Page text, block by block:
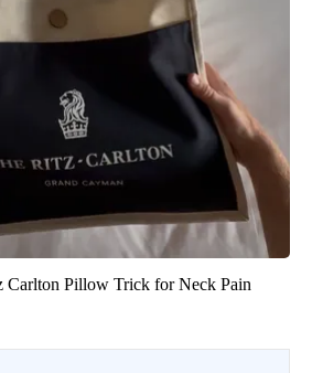
Carlton Pillow Trick for Neck Pain